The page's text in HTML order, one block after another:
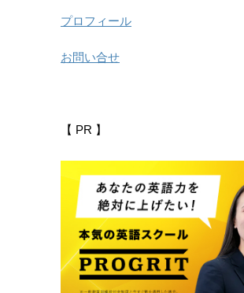
プロフィール
お問い合せ
【 PR 】